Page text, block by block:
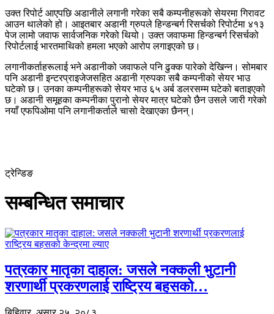
उक्त रिपोर्ट आएपछि अडानीले लगानी गरेका सबै कम्पनीहरूको सेयरमा गिरावट
आउन थालेको हो। आइतबार अडानी ग्रुपले हिन्डन्बर्ग रिसर्चको रिपोर्टमा ४१३
पेज लामो जवाफ सार्वजनिक गरेको थियो। उक्त जवाफमा हिन्डन्बर्ग रिसर्चको
रिपोर्टलाई भारतमाथिको हमला भएको आरोप लगाइएको छ।
लगानीकर्ताहरूलाई भने अडानीको जवाफले पनि ढुक्क पारेको देखिन्न। सोमबार
पनि अडानी इन्टरप्राइजेजसहित अडानी ग्रुपका सबै कम्पनीको सेयर भाउ
घटेको छ। उनका कम्पनीहरूको सेयर भाउ ६५ अर्ब डलरसम्म घटेको बताइएको
छ। अडानी समूहका कम्पनीका पुरानो सेयर मात्र घटेको छैन उसले जारी गरेको
नयाँ एफपिओमा पनि लगानीकर्ताले चासो देखाएका छैनन्।
ट्रेन्डिङ
सम्बन्धित समाचार
पत्रकार मातृका दाहाल: जसले नक्कली भुटानी
शरणार्थी प्रकरणलाई राष्ट्रिय बहसको…